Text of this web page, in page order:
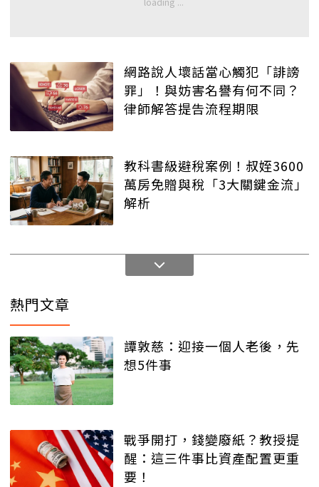
網路說人壞話當心觸犯「誹謗
罪」！與妨害名譽有何不同？
律師解答提告流程期限
教科書級避稅案例！叔姪3600
萬房免贈與稅「3大關鍵金流」
解析
熱門文章
譚敦慈：迎接一個人老後，先
想5件事
戰爭開打，錢變廢紙？教授提
醒：這三件事比資產配置更重
要！